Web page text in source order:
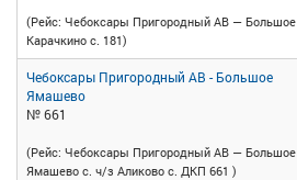
(Рейс: Чебоксары Пригородный АВ — Большое
Карачкино с. 181)
Чебоксары Пригородный АВ - Большое
Ямашево
№ 661
(Рейс: Чебоксары Пригородный АВ — Большое
Ямашево с. ч/з Аликово с. ДКП 661 )